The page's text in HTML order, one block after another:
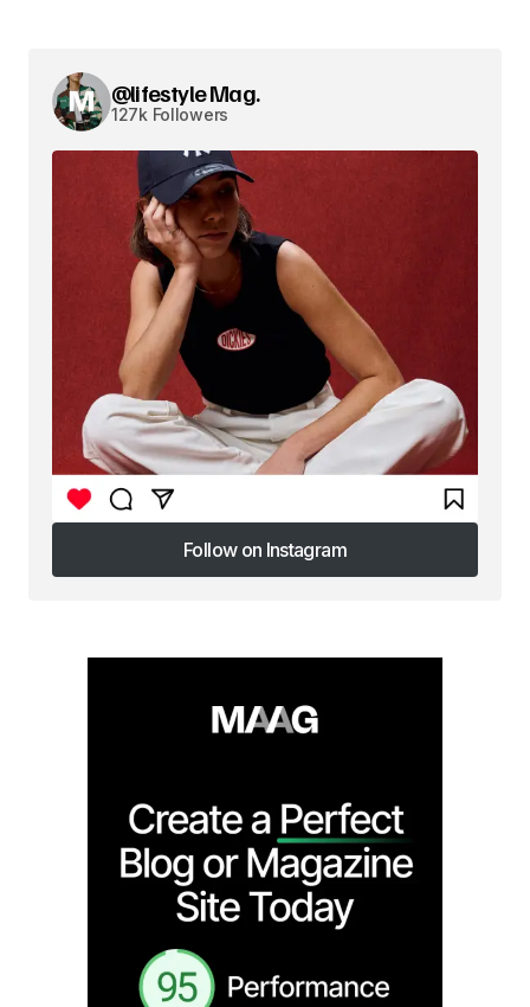
@lifestyle Mag.
127k Followers
Follow on Instagram
Follow on Instagram